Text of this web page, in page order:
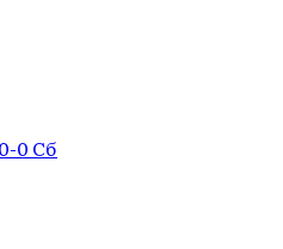
0 Сб